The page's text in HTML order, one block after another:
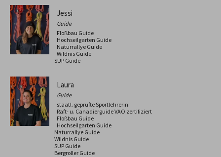
Jessi
Guide
Floßbau Guide
Hochseilgarten Guide
Naturrallye Guide
Wildnis Guide
SUP Guide
Laura
Guide
staatl. geprüfte Sportlehrerin
Raft- u. Canadierguide VAO zertifiziert
Floßbau Guide
Hochseilgarten Guide
Naturrallye Guide
Wildnis Guide
SUP Guide
Bergroller Guide